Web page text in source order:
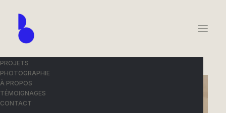
PROJETS
PHOTOGRAPHIE
À PROPOS
TÉMOIGNAGES
CONTACT